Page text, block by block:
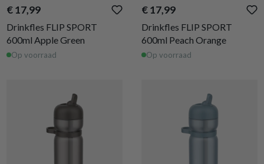
€ 17,99
Drinkfles FLIP SPORT
600ml Apple Green
Op voorraad
€ 17,99
Drinkfles FLIP SPORT
600ml Peach Orange
Op voorraad